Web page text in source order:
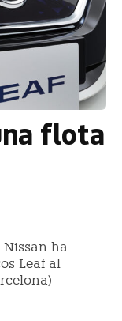
flota
ha
Leaf al